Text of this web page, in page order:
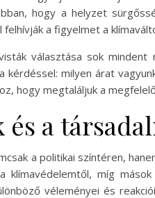
hogy a helyzet
a figyelmet a
választása sok mindent
kérdéssel: milyen árat
hogy megtaláljuk a
és a
a politikai színtéren,
klímavédelemtől, míg
véleményei és